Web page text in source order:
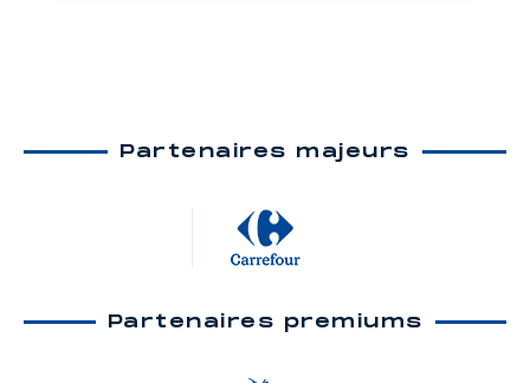
Partenaires majeurs
Partenaires premiums